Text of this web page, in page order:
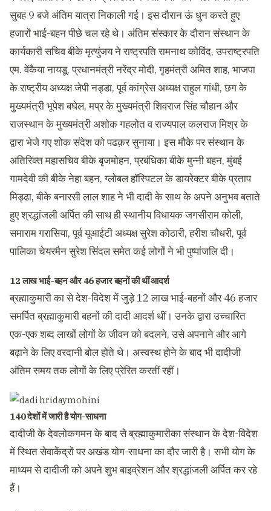
सुबह 9 बजे अंतिम यात्रा निकाली गई। इस दौरान ऊं धुन करते हुए
हजारों भाई-बहन पीछे चल रहे थे। अंतिम संस्कार के दौरान संस्थान के
कार्यकारी सचिव बीके मृत्युंजय ने राष्ट्रपति रामनाथ कोविंद, उपराष्ट्रपति
एम. वेंकैया नायडू, प्रधानमंत्री नरेंद्र मोदी, गृहमंत्री अमित शाह, भाजपा
के राष्ट्रीय अध्यक्ष जेपी नड्डा, पूर्व कांग्रेस अध्यक्ष राहुल गांधी, छग के
मुख्यमंत्री भूपेश बघेल, मप्र के मुख्यमंत्री शिवराज सिंह चौहान और
राजस्थान के मुख्यमंत्री अशोक गहलोत व राज्यपाल कलराज मिश्र के
द्वारा भेजे गए शोक संदेश को पढक़र सुनाया। इस मौके पर संस्थान के
अतिरिक्त महासचिव बीके बृजमोहन, प्रबंधिका बीके मुन्नी बहन, मुंबई
गामदेवी की बीके नेहा बहन, ग्लोबल हॉस्पिटल के डायरेक्टर बीके प्रताप
मिड्ढा, बीके बनारसी लाल शाह ने भी दादी के साथ के अपने अनुभव बताते
हुए श्रद्धांजली अर्पित की साथ ही स्थानीय विधायक जगसीराम कोली,
समाराम गरासिया, पूर्व यूआईटी अध्यक्ष सुरेश कोठारी, हरीश चौधरी, पूर्व
पालिका चेयरमैन सुरेश सिंदल समेत कई लोगों ने भी पुष्पांजलि दी।
12 लाख भाई-बहन और 46 हजार बहनों की थीं आदर्श
ब्रह्माकुमारी का से देश-विदेश में जुड़े 12 लाख भाई-बहनों और 46 हजार
समर्पित ब्रह्माकुमारी बहनों की दादी आदर्श थीं। उनके द्वारा उच्चारित
एक-एक शब्द लाखों लोगों के जीवन को बदलने, उसे अपनाने और आगे
बढ़ाने के लिए वरदानी बोल होते थे। अस्वस्थ होने के बाद भी दादीजी
अंतिम समय तक लोगों के लिए प्रेरित करतीं रहीं।
140 देशों में जारी है योग-साधना
दादीजी के देवलोकगमन के बाद से ब्रह्माकुमारीका संस्थान के देश-विदेश
में स्थित सेवाकेंद्रों पर अखंड योग-साधना का दौर जारी है। सभी योग के
माध्यम से दादीजी को अपने शुभ बाइव्रेशन और श्रद्धांजली अर्पित कर रहे
हैं।